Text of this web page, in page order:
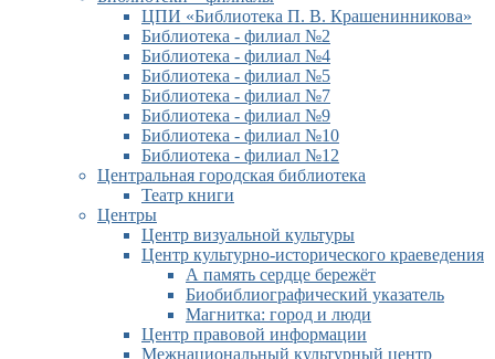
ЦПИ «Библиотека П. В. Крашенинникова»
Библиотека - филиал №2
Библиотека - филиал №4
Библиотека - филиал №5
Библиотека - филиал №7
Библиотека - филиал №9
Библиотека - филиал №10
Библиотека - филиал №12
Центральная городская библиотека
Театр книги
Центры
Центр визуальной культуры
Центр культурно-исторического краеведения
А память сердце бережёт
Биобиблиографический указатель
Магнитка: город и люди
Центр правовой информации
Межнациональный культурный центр